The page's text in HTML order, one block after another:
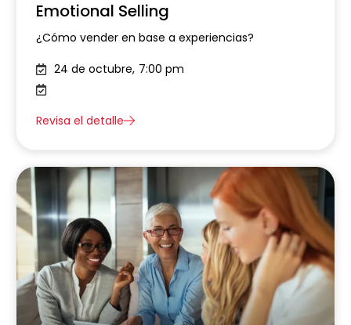
Emotional Selling
¿Cómo vender en base a experiencias?
24 de octubre, 7:00 pm
Revisa el detalle